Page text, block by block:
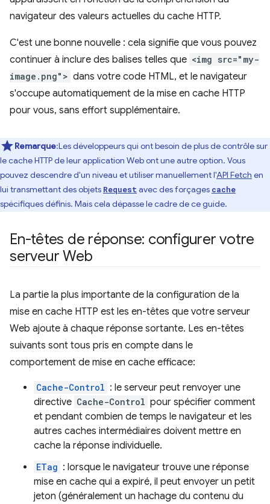
navigateur des valeurs actuelles du cache HTTP.
C'est une bonne nouvelle : cela signifie que vous pouvez
continuer à inclure des balises telles que <img src="my-
image.png"> dans votre code HTML, et le navigateur
s'occupe automatiquement de la mise en cache HTTP
pour vous, sans effort supplémentaire.
Remarque:Les développeurs qui ont besoin de plus de contrôle sur
le cache HTTP de leur application Web ont une autre option. Vous
pouvez descendre d'un niveau et utiliser manuellement l'API Fetch en
lui transmettant des objets Request avec des forçages cache
spécifiques définis. Mais cela dépasse le cadre de ce guide.
En-têtes de réponse: configurer votre
serveur Web
La partie la plus importante de la configuration de la
mise en cache HTTP est les en-têtes que votre serveur
Web ajoute à chaque réponse sortante. Les en-têtes
suivants sont tous pris en compte dans le
comportement de mise en cache efficace:
Cache-Control : le serveur peut renvoyer une
directive Cache-Control pour spécifier comment
et pendant combien de temps le navigateur et les
autres caches intermédiaires doivent mettre en
cache la réponse individuelle.
ETag : lorsque le navigateur trouve une réponse
mise en cache qui a expiré, il peut envoyer un petit
jeton (généralement un hachage du contenu du